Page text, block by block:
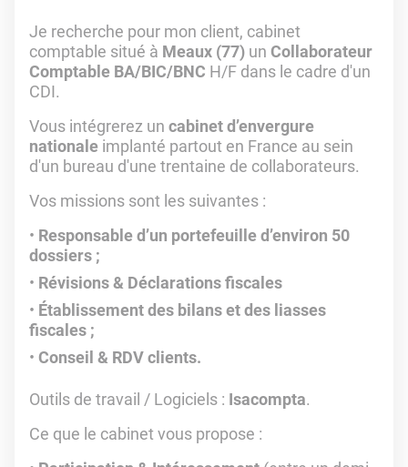
Je recherche pour mon client, cabinet
comptable situé à Meaux (77) un Collaborateur
Comptable BA/BIC/BNC H/F dans le cadre d'un
CDI.
Vous intégrerez un cabinet d’envergure
nationale implanté partout en France au sein
d'un bureau d'une trentaine de collaborateurs.
Vos missions sont les suivantes :
Responsable d’un portefeuille d’environ 50
dossiers ;
Révisions & Déclarations fiscales
Établissement des bilans et des liasses
fiscales ;
Conseil & RDV clients.
Outils de travail / Logiciels : Isacompta.
Ce que le cabinet vous propose :